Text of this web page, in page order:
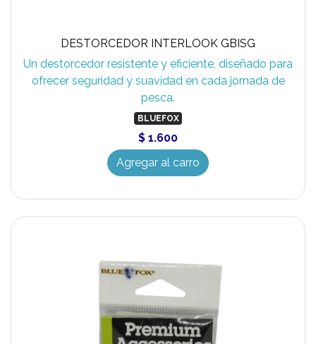
DESTORCEDOR INTERLOOK GBISG
Un destorcedor resistente y eficiente, diseñado para
ofrecer seguridad y suavidad en cada jornada de
pesca.
BLUEFOX
$ 1.600
Agregar al carro